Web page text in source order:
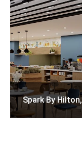
Spark By Hilton,